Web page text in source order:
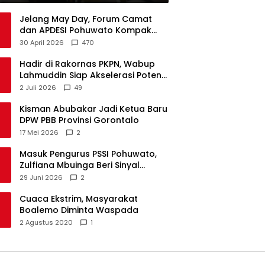
Jelang May Day, Forum Camat
dan APDESI Pohuwato Kompak
Minta Aksi BARA API Ditunda
30 April 2026 470
Hadir di Rakornas PKPN, Wabup
Lahmuddin Siap Akselerasi Potensi
Maritim Boalemo
2 Juli 2026 49
Kisman Abubakar Jadi Ketua Baru
DPW PBB Provinsi Gorontalo
17 Mei 2026 2
Masuk Pengurus PSSI Pohuwato,
Zulfiana Mbuinga Beri Sinyal
Dampingi Nasir di Arena Politik ?
29 Juni 2026 2
Cuaca Ekstrim, Masyarakat
Boalemo Diminta Waspada
2 Agustus 2020 1